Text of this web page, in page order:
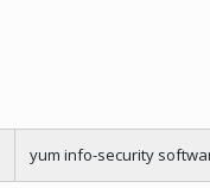
yum info-security